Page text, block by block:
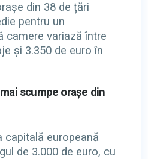
din 38 de țări
pentru un
camere variază între
și 3.350 de euro în
scumpe orașe din
capitală europeană
de 3.000 de euro, cu